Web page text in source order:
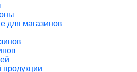
для магазинов
продукции